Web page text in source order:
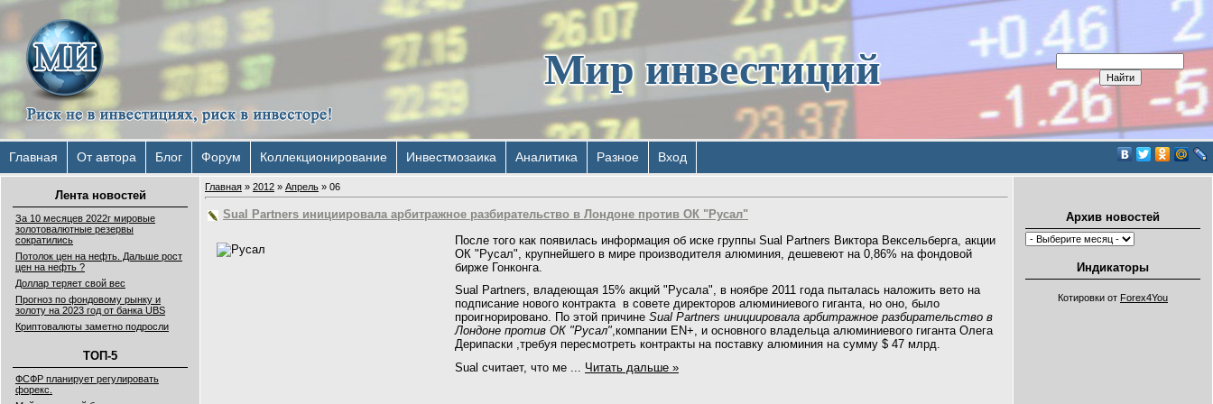
Мир инвестиций
Главная От автора Блог Форум Коллекционирование Инвестмозаика Аналитика Разное Вход
Лента новостей
За 10 месяцев 2022г мировые
золотовалютные резервы
сократились
Потолок цен на нефть. Дальше рост
цен на нефть ?
Доллар теряет свой вес
Прогноз по фондовому рынку и
золоту на 2023 год от банка UBS
Криптовалюты заметно подросли
ТОП-5
ФСФР планирует регулировать
форекс.
Главная » 2012 » Апрель » 06
Sual Partners инициировала арбитражное разбирательство в Лондоне против ОК "Русал"
После того как появилась информация об иске группы Sual Partners Виктора Вексельберга, акции
ОК "Русал", крупнейшего в мире производителя алюминия, дешевеют на 0,86% на фондовой
бирже Гонконга.
Sual Partners, владеющая 15% акций "Русала", в ноябре 2011 года пыталась наложить вето на
подписание нового контракта в совете директоров алюминиевого гиганта, но оно, было
проигнорировано. По этой причине Sual Partners инициировала арбитражное разбирательство в
Лондоне против ОК "Русал",компании EN+, и основного владельца алюминиевого гиганта Олега
Дерипаски ,требуя пересмотреть контракты на поставку алюминия на сумму $ 47 млрд.
Sual cчитает, что ме
Читать дальше »
Архив новостей
Индикаторы
Котировки от Forex4You